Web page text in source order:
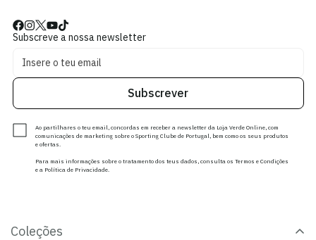
Subscreve a nossa newsletter
Subscrever
Ao partilhares o teu email, concordas em receber a newsletter da Loja Verde Online, com
comunicações de marketing sobre o Sporting Clube de Portugal, bem como os seus produtos
e ofertas.
Para mais informações sobre o tratamento dos teus dados, consulta os Termos e Condições
e a Política de Privacidade.
Coleções